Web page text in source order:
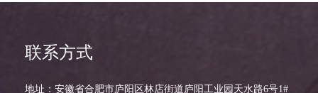
联系方式
地址：安徽省合肥市庐阳区林店街道庐阳工业园天水路6号1#